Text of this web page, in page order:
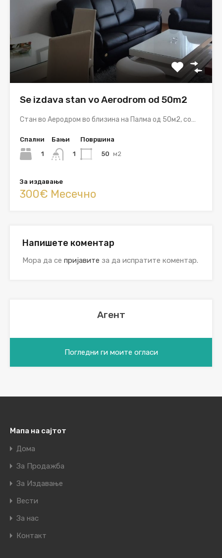
Se izdava stan vo Aerodrom od 50m2
Стан во Аеродром во близина на Палма од 50м2, со…
Спални
1
Бањи
1
Површина
50 м2
За издавање
300€ Месечно
Напишете коментар
Мора да се пријавите за да испратите коментар.
Агент
Погледни ги моите огласи
Мапа на сајтот
Дома
За Продажба
За Издавање
Вести
За нас
Контакт